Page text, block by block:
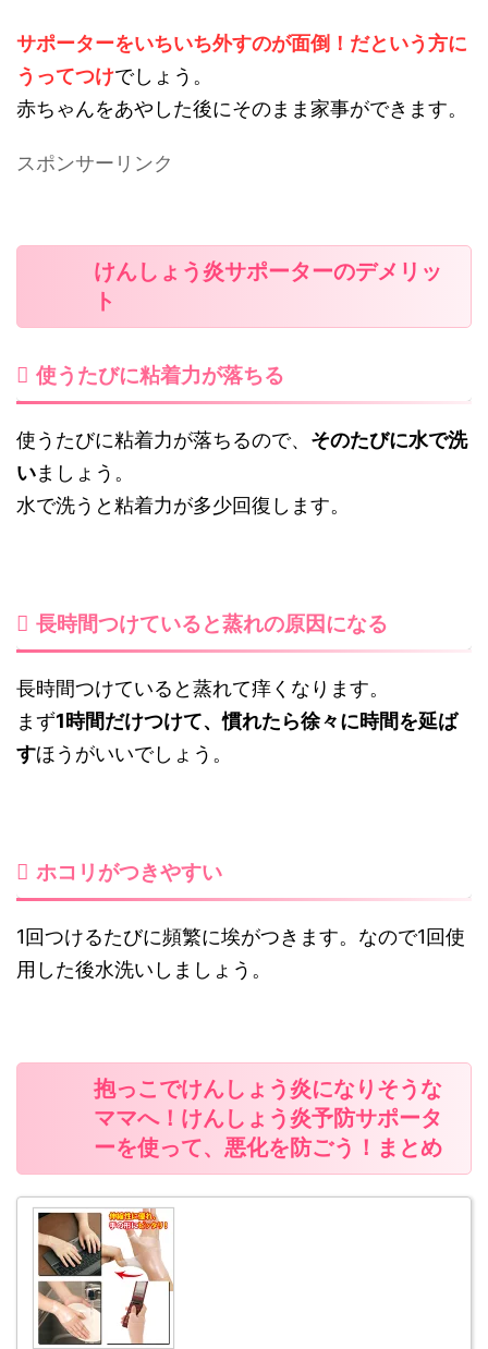
サポーターをいちいち外すのが面倒！だという方に
うってつけでしょう。
赤ちゃんをあやした後にそのまま家事ができます。
スポンサーリンク
けんしょう炎サポーターのデメリッ
ト
使うたびに粘着力が落ちる
使うたびに粘着力が落ちるので、 そのたびに水で洗
いましょう。
水で洗うと粘着力が多少回復します。
長時間つけていると蒸れの原因になる
長時間つけていると蒸れて痒くなります。
まず1時間だけつけて、慣れたら徐々に時間を延ば
すほうがいいでしょう。
ホコリがつきやすい
1回つけるたびに頻繁に埃がつきます。なので1回使
用した後水洗いしましょう。
抱っこでけんしょう炎になりそうな
ママへ！けんしょう炎予防サポータ
ーを使って、悪化を防ごう！まとめ